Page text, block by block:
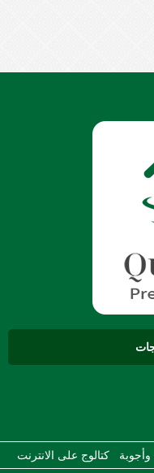
وأجوبة كتالوج على الانترنت